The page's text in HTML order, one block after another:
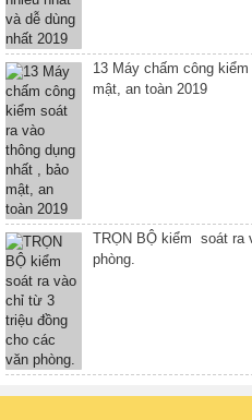
13 Máy chấm công
mật, an toàn 2019
TRỌN BỘ kiểm soát ra
phòng.